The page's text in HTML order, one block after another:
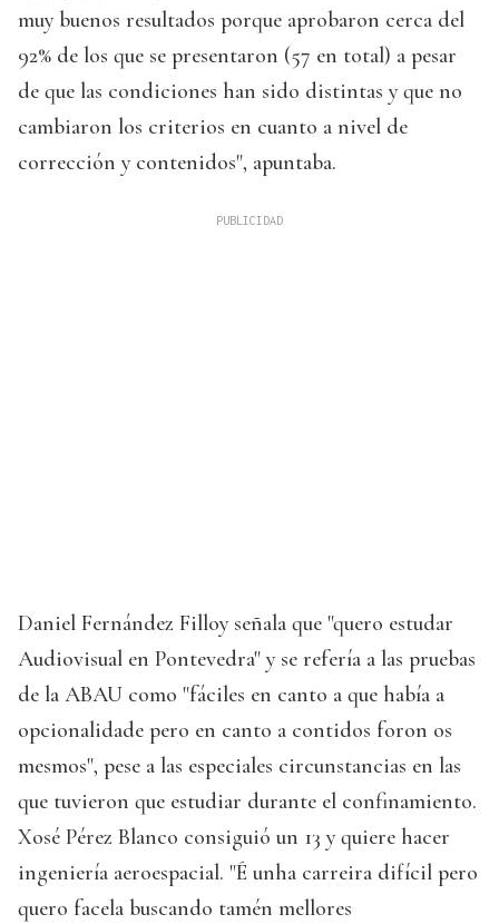
muy buenos resultados porque aprobaron cerca del
92% de los que se presentaron (57 en total) a pesar
de que las condiciones han sido distintas y que no
cambiaron los criterios en cuanto a nivel de
corrección y contenidos", apuntaba.
Daniel Fernández Filloy señala que "quero estudar
Audiovisual en Pontevedra" y se refería a las pruebas
de la ABAU como "fáciles en canto a que había a
opcionalidade pero en canto a contidos foron os
mesmos", pese a las especiales circunstancias en las
que tuvieron que estudiar durante el confinamiento.
Xosé Pérez Blanco consiguió un 13 y quiere hacer
ingeniería aeroespacial. "É unha carreira difícil pero
quero facela buscando tamén mellores